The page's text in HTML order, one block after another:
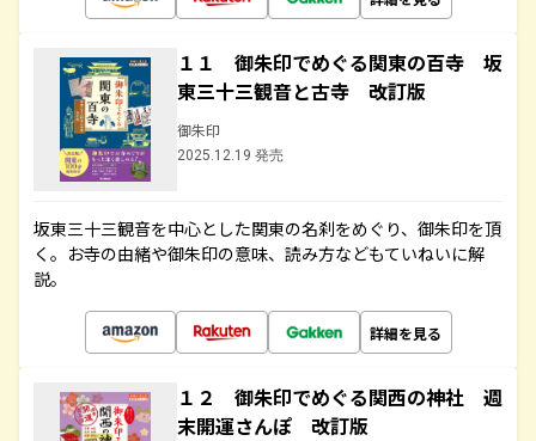
１１ 御朱印でめぐる関東の百寺 坂
東三十三観音と古寺 改訂版
御朱印
2025.12.19 発売
坂東三十三観音を中心とした関東の名刹をめぐり、御朱印を頂
く。お寺の由緒や御朱印の意味、読み方などもていねいに解
説。
詳細を見る
１２ 御朱印でめぐる関西の神社 週
末開運さんぽ 改訂版